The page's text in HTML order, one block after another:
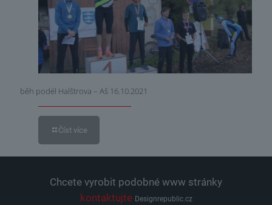
běh podél Halštrova – Aš 16.10.2021
Číst více
Chcete vyrobit podobné www stránky
kontaktujte Designrepublic.cz